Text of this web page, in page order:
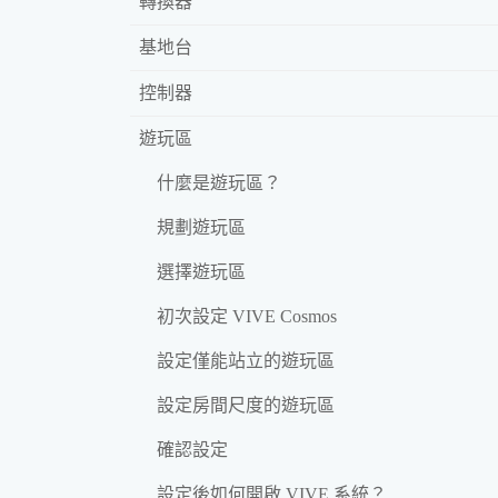
基地台
控制器
遊玩區
什麼是遊玩區？
規劃遊玩區
選擇遊玩區
初次設定 VIVE Cosmos
設定僅能站立的遊玩區
設定房間尺度的遊玩區
確認設定
設定後如何開啟 VIVE 系統？